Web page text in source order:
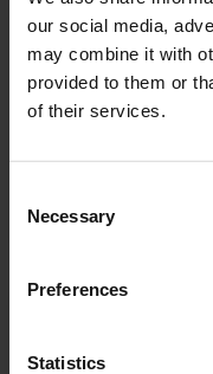
our social media,
may combine it with
provided to them or
of their services.
Selection
Necessary
Preferences
Statistics
Demand
Die